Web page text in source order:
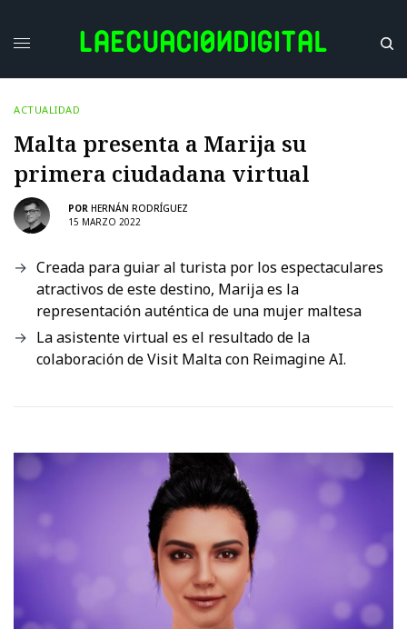
ACTUALIDAD
Malta presenta a Marija su
primera ciudadana virtual
POR HERNÁN RODRÍGUEZ
15 MARZO 2022
Creada para guiar al turista por los espectaculares
atractivos de este destino, Marija es la
representación auténtica de una mujer maltesa
La asistente virtual es el resultado de la
colaboración de Visit Malta con Reimagine AI.